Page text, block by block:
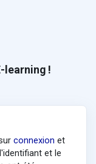
learning !
connexion et
et le